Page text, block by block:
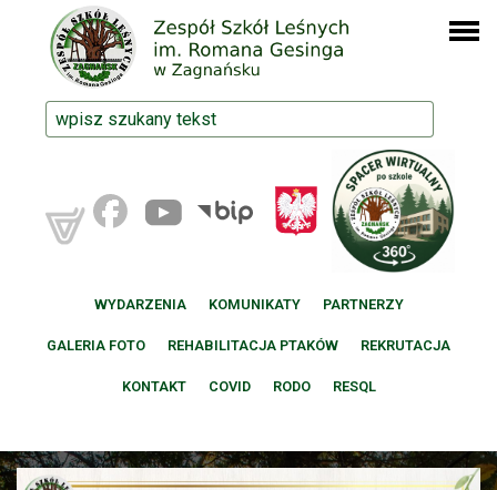
WYDARZENIA KOMUNIKATY PARTNERZY
GALERIA FOTO REHABILITACJA PTAKÓW REKRUTACJA
KONTAKT COVID RODO RESQL